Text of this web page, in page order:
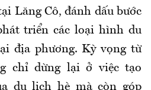
Lăng Cô, đánh dấu bước
triển các loại hình du
địa phương. Kỳ vọng từ
chỉ dừng lại ở việc tạo
du lịch hè mà còn góp